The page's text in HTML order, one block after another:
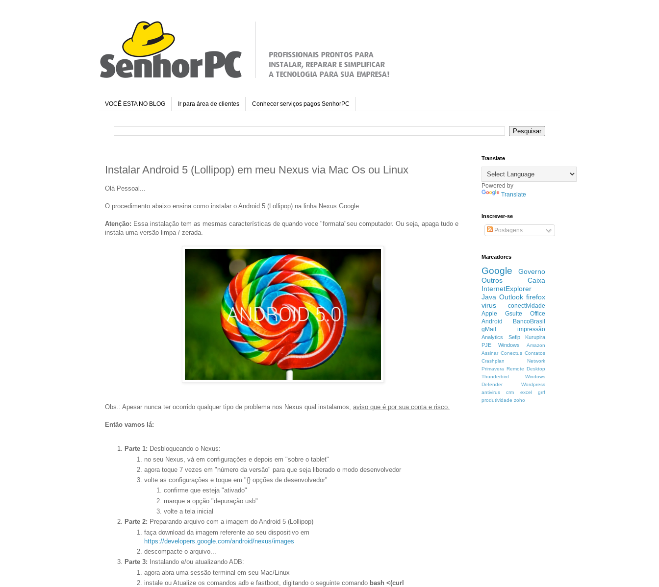
VOCÊ ESTA NO BLOG Ir para área de clientes Conhecer serviços pagos SenhorPC
Instalar Android 5 (Lollipop) em meu Nexus via Mac Os ou Linux
Olá Pessoal...
O procedimento abaixo ensina como instalar o Android 5 (Lollipop) na linha Nexus Google.
Atenção: Essa instalação tem as mesmas características de quando voce "formata"seu computador. Ou seja, apaga tudo e
instala uma versão limpa / zerada.
Obs.: Apesar nunca ter ocorrido qualquer tipo de problema nos Nexus qual instalamos, aviso que é por sua conta e risco.
Então vamos lá:
Parte 1: Desbloqueando o Nexus:
no seu Nexus, vá em configurações e depois em "sobre o tablet"
agora toque 7 vezes em "número da versão" para que seja liberado o modo desenvolvedor
volte as configurações e toque em "{} opções de desenvolvedor"
confirme que esteja "ativado"
marque a opção "depuração usb"
volte a tela inicial
Parte 2: Preparando arquivo com a imagem do Android 5 (Lollipop)
faça download da imagem referente ao seu dispositivo em
https://developers.google.com/android/nexus/images
descompacte o arquivo...
Parte 3: Instalando e/ou atualizando ADB:
agora abra uma sessão terminal em seu Mac/Linux
instale ou Atualize os comandos adb e fastboot, digitando o seguinte comando bash <(curl
Translate
Powered by
Translate
Inscrever-se
Postagens
Marcadores
Google
Governo
Outros
Caixa
InternetExplorer
Java Outlook firefox
virus
conectividade
Apple
Gsuite
Office
Android
BancoBrasil
gMail
impressão
Analytics Sefip
Kurupira
PJE
Windows
Amazon
Assinar Conectus Contatos
Crashplan
Network
Primavera Remote Desktop
Thunderbird
Windows
Defender
Wordpress
antivirus
crm excel
grrf
produtividade zoho